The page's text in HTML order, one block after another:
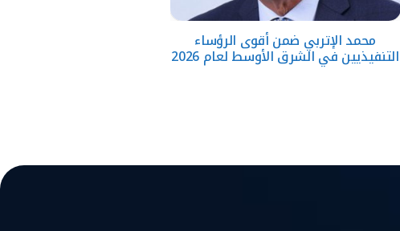
محمد الإتربي ضمن أقوى الرؤساء
التنفيذيين في الشرق الأوسط لعام 2026